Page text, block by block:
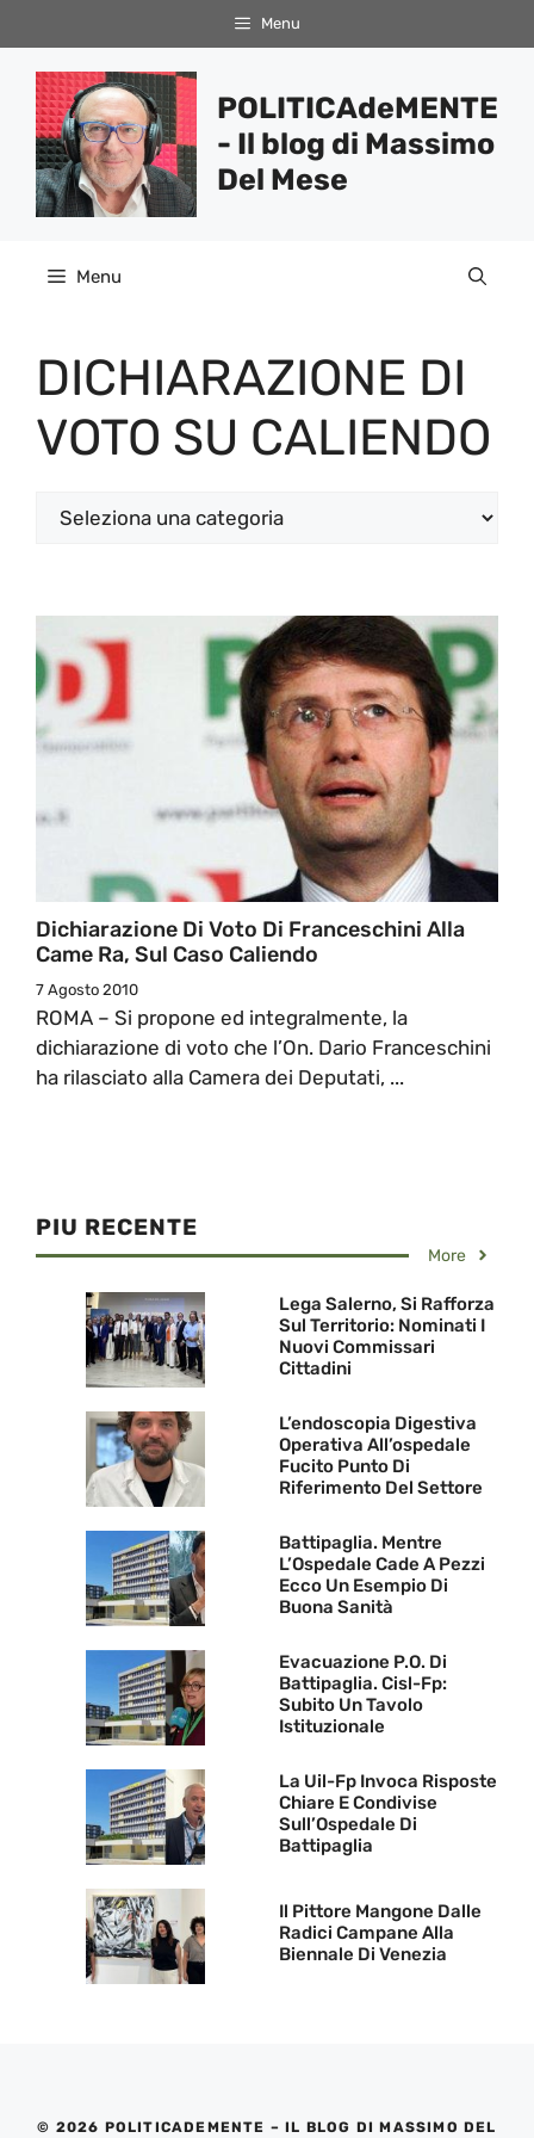
al
contenuto
Menu
POLITICAdeMENTE
- Il blog di Massimo
Del Mese
Menu
DICHIARAZIONE DI
VOTO SU CALIENDO
Categorie
Dichiarazione Di Voto Di Franceschini Alla
Came Ra, Sul Caso Caliendo
7 Agosto 2010
ROMA – Si propone ed integralmente, la
dichiarazione di voto che l’On. Dario Franceschini
ha rilasciato alla Camera dei Deputati, ...
PIU RECENTE
More
Lega Salerno, Si Rafforza
Sul Territorio: Nominati I
Nuovi Commissari
Cittadini
L’endoscopia Digestiva
Operativa All’ospedale
Fucito Punto Di
Riferimento Del Settore
Battipaglia. Mentre
L’Ospedale Cade A Pezzi
Ecco Un Esempio Di
Buona Sanità
Evacuazione P.O. Di
Battipaglia. Cisl-Fp:
Subito Un Tavolo
Istituzionale
La Uil-Fp Invoca Risposte
Chiare E Condivise
Sull’Ospedale Di
Battipaglia
Il Pittore Mangone Dalle
Radici Campane Alla
Biennale Di Venezia
© 2026 POLITICADEMENTE – IL BLOG DI MASSIMO DEL